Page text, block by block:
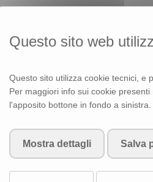
Cookie
Questo documento
descritti di seguito.
o di utilizzare
Questo sito web
Questo sito utilizza cookie tecnici, e
Per maggiori info sui cookie
l'apposito bottone in fondo a
Mostra dettagli Salva